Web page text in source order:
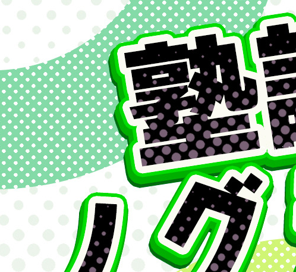
Copyright